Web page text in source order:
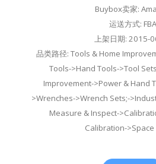
Buybox卖家:
运送方式: FBA
上架日期: 2015-
品类路径: Tools & Home
Tools->Hand Tools->Tool
Improvement->Power & Hand
>Wrenches->Wrench Sets;-
Measure & Inspect-
Calibration->Space